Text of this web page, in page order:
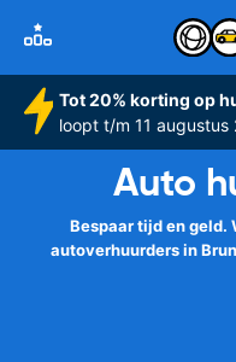
Tot 20% korting op
loopt t/m 11
Auto
Bespaar tijd en geld.
autoverhuurders in